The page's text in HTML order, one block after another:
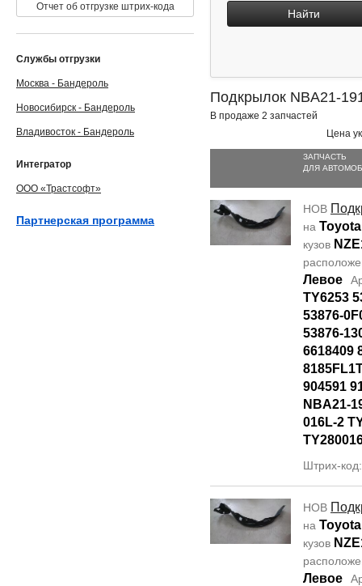
Найти
Подкрылок NBA21-
В продаже 2 запчастей
Цена
ЗАПЧАСТЬ
ДЛЯ
НОВ
на
кузов
Левое
TY6253
53876-
53876-
6618409
904591
NBA21-
016L-2
Штрих-
НОВ
на
кузов
Левое
Отчет об отгрузке штрих-кода
Службы отгрузки
Москва - Бандероль
Новосибирск - Бандероль
Владивосток - Бандероль
Интегратор
ООО «Трастсофт»
Партнерская программа